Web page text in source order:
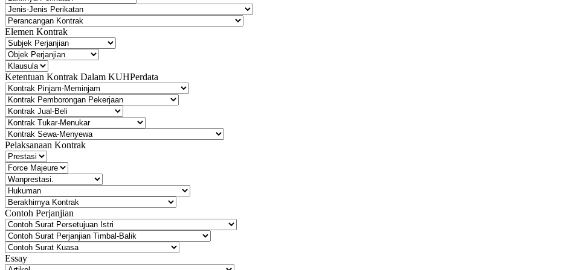
Elemen Kontrak
Ketentuan Kontrak Dalam KUHPerdata
Pelaksanaan Kontrak
Contoh Perjanjian
Essay